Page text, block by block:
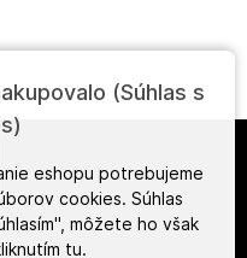
(Súhlas s
eshopu potrebujeme
cookies. Súhlas
môžete ho však
tu.